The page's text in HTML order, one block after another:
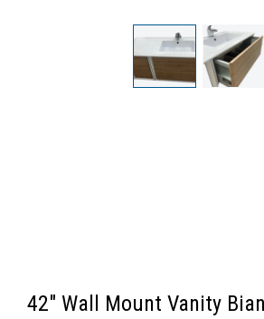
42" Wall Mount Vanity